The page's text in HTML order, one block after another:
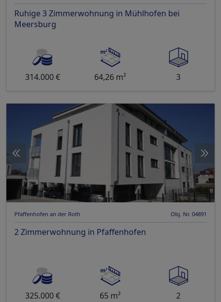
Ruhige 3 Zimmerwohnung in Mühlhofen bei
Meersburg
314.000 € 64,26 m² 3
Pfaffenhofen an der Roth Obj. Nr. 04891
2 Zimmerwohnung in Pfaffenhofen
325.000 € 65 m² 2